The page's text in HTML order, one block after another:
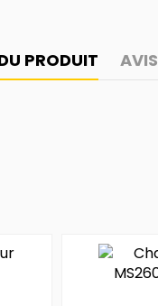
PRODUIT AVIS